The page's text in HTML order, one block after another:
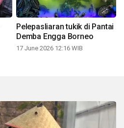
Pelepasliaran tukik di Pantai
Demba Engga Borneo
17 June 2026 12:16 WIB